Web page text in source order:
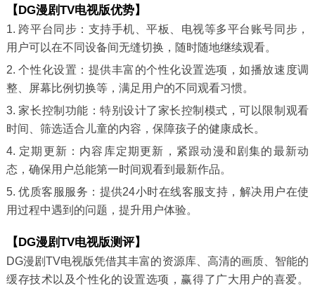
【DG漫剧TV电视版优势】
1. 跨平台同步：支持手机、平板、电视等多平台账号同步，
用户可以在不同设备间无缝切换，随时随地继续观看。
2. 个性化设置：提供丰富的个性化设置选项，如播放速度调
整、屏幕比例切换等，满足用户的不同观看习惯。
3. 家长控制功能：特别设计了家长控制模式，可以限制观看
时间、筛选适合儿童的内容，保障孩子的健康成长。
4. 定期更新：内容库定期更新，紧跟动漫和剧集的最新动
态，确保用户总能第一时间观看到最新作品。
5. 优质客服服务：提供24小时在线客服支持，解决用户在使
用过程中遇到的问题，提升用户体验。
【DG漫剧TV电视版测评】
DG漫剧TV电视版凭借其丰富的资源库、高清的画质、智能的
缓存技术以及个性化的设置选项，赢得了广大用户的喜爱。